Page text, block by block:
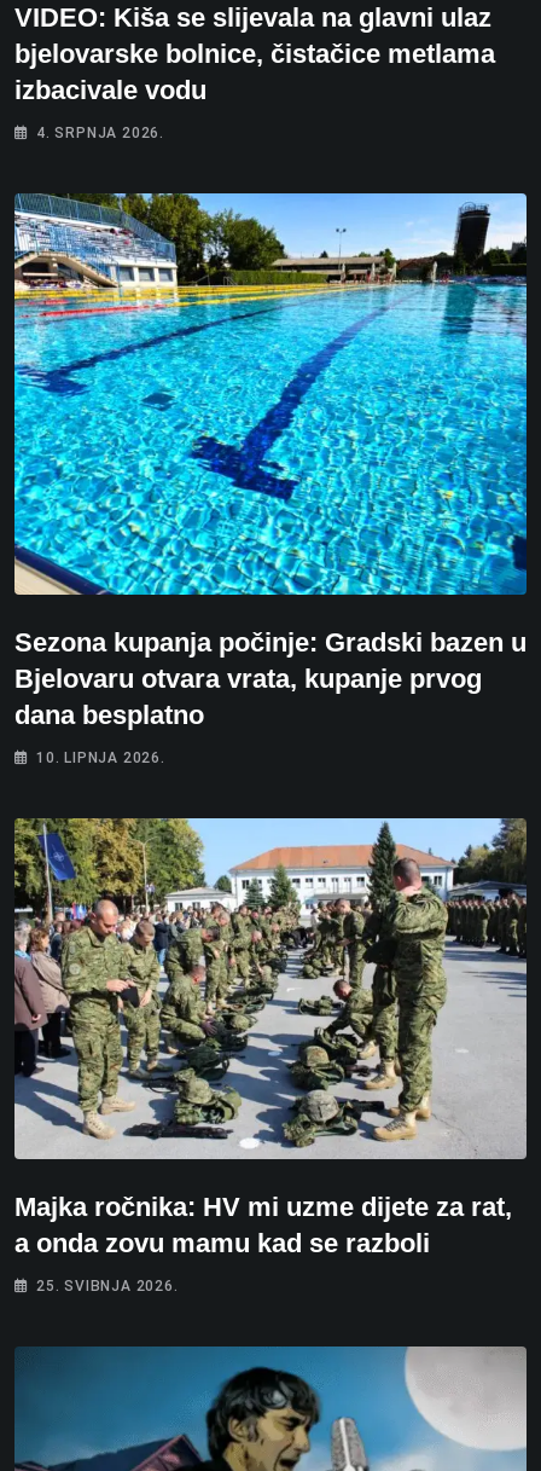
VIDEO: Kiša se slijevala na glavni ulaz
bjelovarske bolnice, čistačice metlama
izbacivale vodu
4. SRPNJA 2026.
Sezona kupanja počinje: Gradski bazen u
Bjelovaru otvara vrata, kupanje prvog
dana besplatno
10. LIPNJA 2026.
Majka ročnika: HV mi uzme dijete za rat,
a onda zovu mamu kad se razboli
25. SVIBNJA 2026.